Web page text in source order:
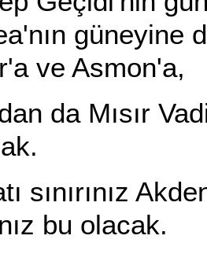
güneyine
ve Asmon'a,
da Mısır
sınırınız
bu olacak.